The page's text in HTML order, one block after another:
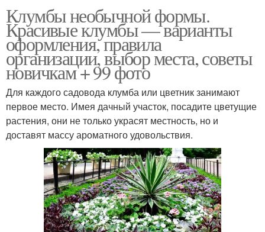
Клумбы необычной формы.
Красивые клумбы — варианты
оформления, правила
организации, выбор места, советы
новичкам + 99 фото
Для каждого садовода клумба или цветник занимают
первое место. Имея дачный участок, посадите цветущие
растения, они не только украсят местность, но и
доставят массу ароматного удовольствия.